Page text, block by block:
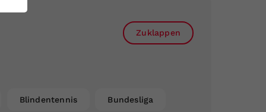
Zuklappen
Blindentennis Bundesliga